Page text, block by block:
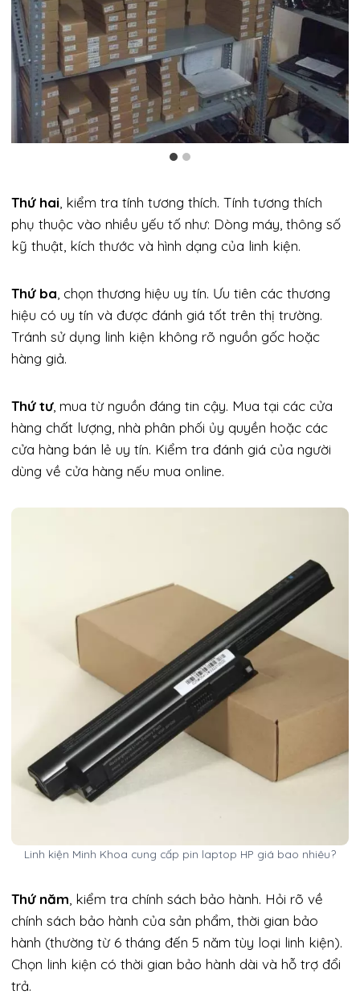
Thứ hai , kiểm tra tính tương thích. Tính tương thích
phụ thuộc vào nhiều yếu tố như: Dòng máy, thông số
kỹ thuật, kích thước và hình dạng của linh kiện.
Thứ ba , chọn thương hiệu uy tín. Ưu tiên các thương
hiệu có uy tín và được đánh giá tốt trên thị trường.
Tránh sử dụng linh kiện không rõ nguồn gốc hoặc
hàng giả.
Thứ tư, mua từ nguồn đáng tin cậy. Mua tại các cửa
hàng chất lượng, nhà phân phối ủy quyền hoặc các
cửa hàng bán lẻ uy tín. Kiểm tra đánh giá của người
dùng về cửa hàng nếu mua online.
Linh kiện Minh Khoa cung cấp pin laptop HP giá bao nhiêu?
Thứ năm , kiểm tra chính sách bảo hành. Hỏi rõ về
chính sách bảo hành của sản phẩm, thời gian bảo
hành (thường từ 6 tháng đến 5 năm tùy loại linh kiện).
Chọn linh kiện có thời gian bảo hành dài và hỗ trợ đổi
trả.